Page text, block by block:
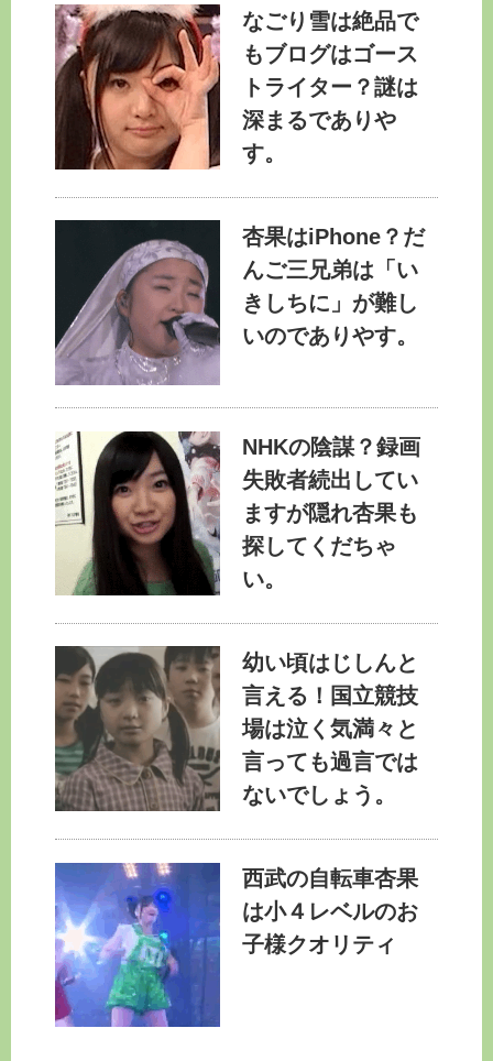
なごり雪は絶品で
もブログはゴース
トライター？謎は
深まるでありや
す。
杏果はiPhone？だ
んご三兄弟は「い
きしちに」が難し
いのでありやす。
NHKの陰謀？録画
失敗者続出してい
ますが隠れ杏果も
探してくだちゃ
い。
幼い頃はじしんと
言える！国立競技
場は泣く気満々と
言っても過言では
ないでしょう。
西武の自転車杏果
は小４レベルのお
子様クオリティ